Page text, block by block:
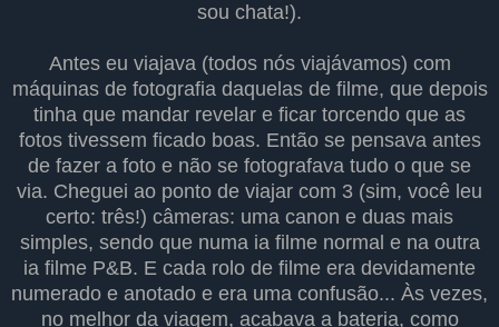
sou chata!).
Antes eu viajava (todos nós viajávamos) com
máquinas de fotografia daquelas de filme, que depois
tinha que mandar revelar e ficar torcendo que as
fotos tivessem ficado boas. Então se pensava antes
de fazer a foto e não se fotografava tudo o que se
via. Cheguei ao ponto de viajar com 3 (sim, você leu
certo: três!) câmeras: uma canon e duas mais
simples, sendo que numa ia filme normal e na outra
ia filme P&B. E cada rolo de filme era devidamente
numerado e anotado e era uma confusão... Às vezes,
no melhor da viagem, acabava a bateria, como